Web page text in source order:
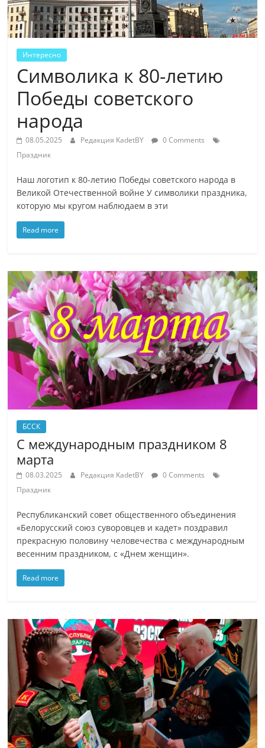
Интересно
Символика к 80-летию
Победы советского
народа
08.05.2025 Редакция KadetBY
0 Comments
Праздник
Наш логотип к 80-летию Победы советского народа в
Великой Отечественной войне У символики праздника,
которую мы кругом наблюдаем в эти
Read more
БССК
С международным праздником 8
марта
08.03.2025 Редакция KadetBY
0 Comments
Праздник
Республиканский совет общественного объединения
«Белорусский союз суворовцев и кадет» поздравил
прекрасную половину человечества с международным
весенним праздником, с «Днем женщин».
Read more